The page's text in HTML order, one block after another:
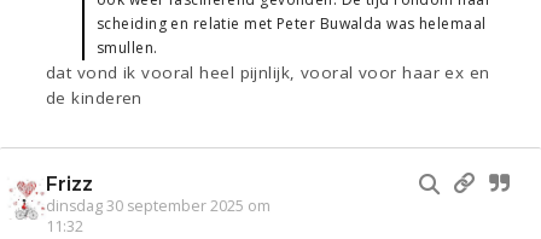
scheiding en relatie met Peter Buwalda was helemaal
smullen.
dat vond ik vooral heel pijnlijk, vooral voor haar ex en
de kinderen
Frizz
dinsdag 30 september 2025 om
11:32